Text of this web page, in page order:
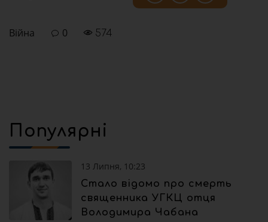
Війна 0 574
Популярні
13 Липня, 10:23
Стало відомо про смерть
священника УГКЦ отця
Володимира Чабана